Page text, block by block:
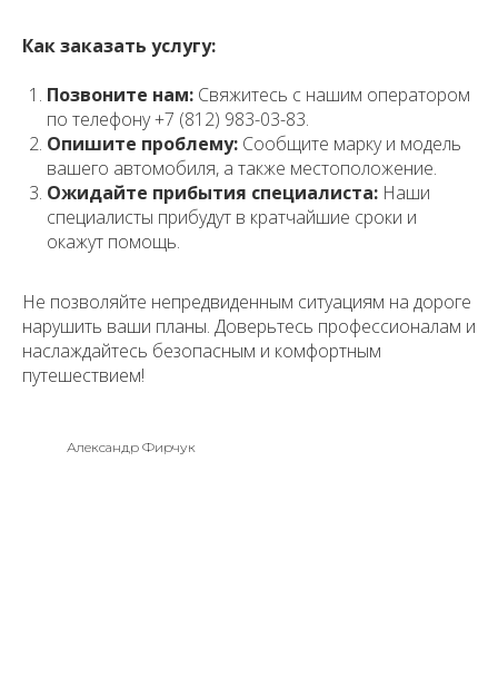
Как заказать услугу:
Позвоните нам: Свяжитесь с нашим оператором
по телефону +7 (812) 983-03-83.
Опишите проблему: Сообщите марку и модель
вашего автомобиля, а также местоположение.
Ожидайте прибытия специалиста: Наши
специалисты прибудут в кратчайшие сроки и
окажут помощь.
Не позволяйте непредвиденным ситуациям на дороге
нарушить ваши планы. Доверьтесь профессионалам и
наслаждайтесь безопасным и комфортным
путешествием!
Александр Фирчук